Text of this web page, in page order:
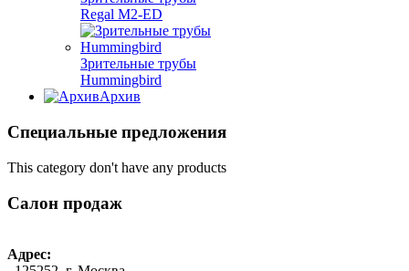
Regal M2-ED
Зрительные трубы
Hummingbird
Архив
Специальные предложения
This category don't have any products
Салон продаж
Адрес: